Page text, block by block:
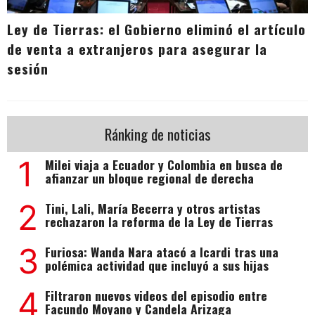
Ley de Tierras: el Gobierno eliminó el artículo
de venta a extranjeros para asegurar la
sesión
Ránking de noticias
1 Milei viaja a Ecuador y Colombia en busca de
afianzar un bloque regional de derecha
2 Tini, Lali, María Becerra y otros artistas
rechazaron la reforma de la Ley de Tierras
3 Furiosa: Wanda Nara atacó a Icardi tras una
polémica actividad que incluyó a sus hijas
4 Filtraron nuevos videos del episodio entre
Facundo Moyano y Candela Arizaga